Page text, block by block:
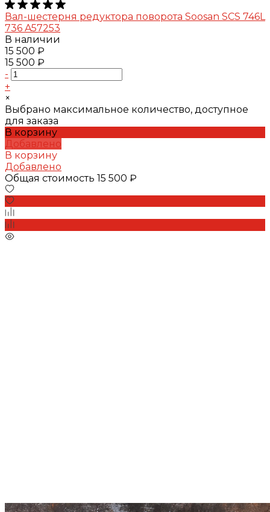
Вал-шестерня редуктора поворота Soosan SCS 746L
736 A57253
В наличии
15 500 ₽
15 500 ₽
-
+
×
Выбрано максимальное количество, доступное
для заказа
В корзину
Добавлено
В корзину
Добавлено
Общая стоимость 15 500 ₽